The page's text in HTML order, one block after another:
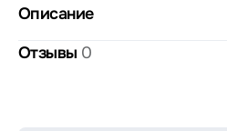
Описание
Отзывы 0